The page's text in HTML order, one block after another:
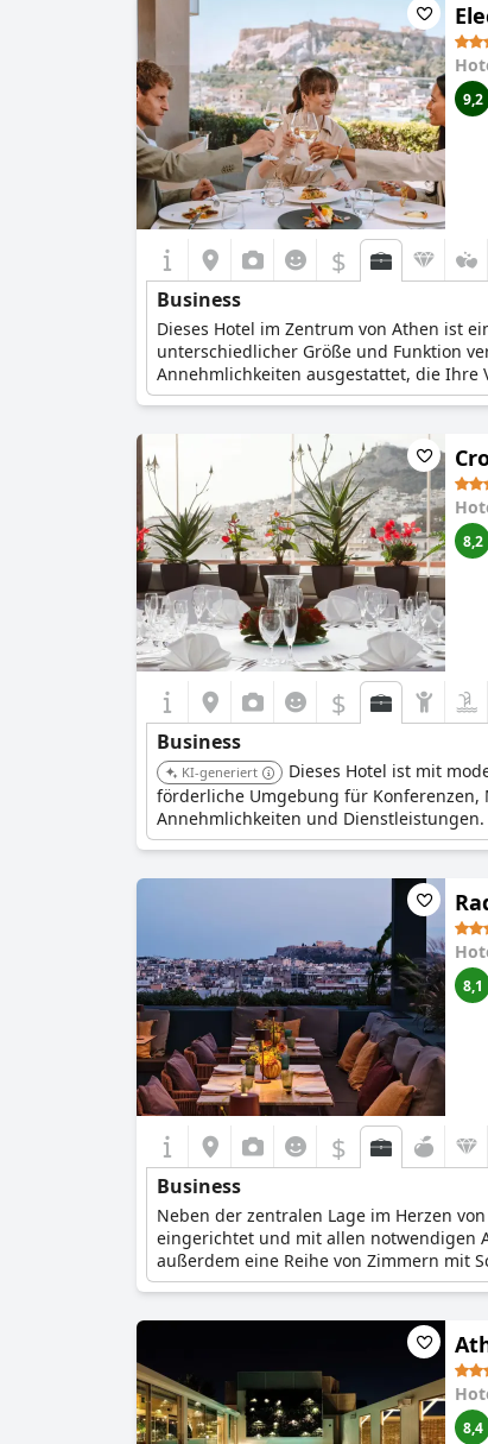
9,2
$
Business
Dieses Hotel im Zentrum von Athen ist
unterschiedlicher Größe und Funktion
Annehmlichkeiten ausgestattet, die Ihre
8,2
$
Business
KI-generiert
Dieses Hotel ist mit
förderliche Umgebung für Konferenzen,
Annehmlichkeiten und Dienstleistungen.
8,1
$
Business
Neben der zentralen Lage im Herzen
eingerichtet und mit allen notwendigen
außerdem eine Reihe von Zimmern mit
8,4